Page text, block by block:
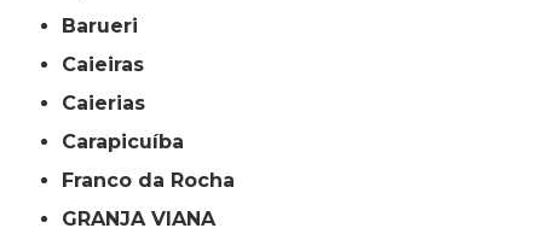
Barueri
Caieiras
Caierias
Carapicuíba
Franco da Rocha
GRANJA VIANA